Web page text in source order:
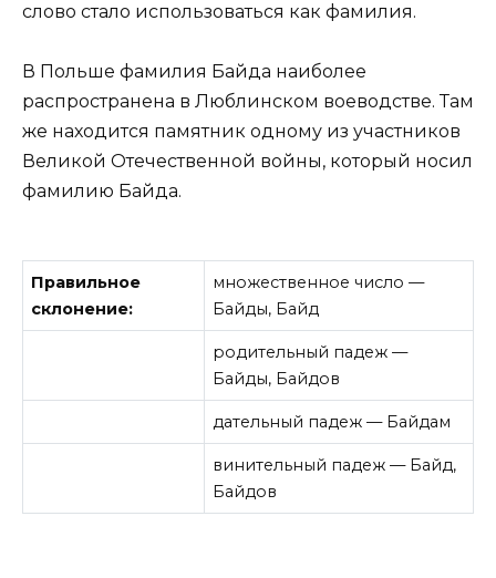
слово стало использоваться как фамилия.
В Польше фамилия Байда наиболее
распространена в Люблинском воеводстве. Там
же находится памятник одному из участников
Великой Отечественной войны, который носил
фамилию Байда.
Правильное
склонение:
множественное число —
Байды, Байд
родительный падеж —
Байды, Байдов
дательный падеж — Байдам
винительный падеж — Байд,
Байдов